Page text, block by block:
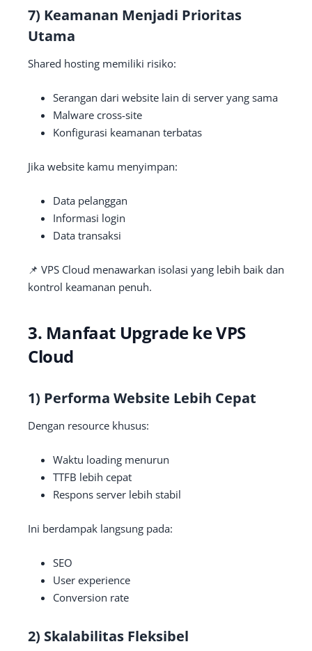
7) Keamanan Menjadi Prioritas
Utama
Shared hosting memiliki risiko:
Serangan dari website lain di server yang sama
Malware cross-site
Konfigurasi keamanan terbatas
Jika website kamu menyimpan:
Data pelanggan
Informasi login
Data transaksi
📌 VPS Cloud menawarkan isolasi yang lebih baik dan
kontrol keamanan penuh.
3. Manfaat Upgrade ke VPS
Cloud
1) Performa Website Lebih Cepat
Dengan resource khusus:
Waktu loading menurun
TTFB lebih cepat
Respons server lebih stabil
Ini berdampak langsung pada:
SEO
User experience
Conversion rate
2) Skalabilitas Fleksibel